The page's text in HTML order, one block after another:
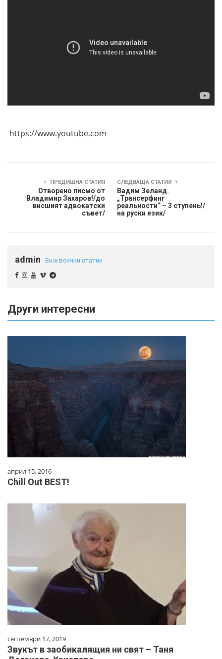
https://www.youtube.com
ПРЕДИШНА СТАТИЯ
Отворено писмо от
Владимир Захаров!/до
висшият адвокатски
съвет/
СЛЕДВАЩА СТАТИЯ
Вадим Зеланд.
„Трансерфинг
реальности“ – 3 ступень!/
на руски език/
admin Виж всички статии
Други интересни
април 15, 2016
Chill Out BEST!
септември 17, 2019
Звукът в заобикалящия ни свят – Таня